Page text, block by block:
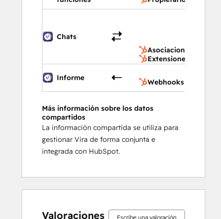
Chats
Asociaciones del
Extensiones del CRM
Informe
Webhooks
Más información sobre los datos
compartidos
La información compartida se utiliza para
gestionar Vira de forma conjunta e
integrada con HubSpot.
Valoraciones Escribe una valoración